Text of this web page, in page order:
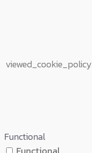
viewed_cookie_policy
Functional